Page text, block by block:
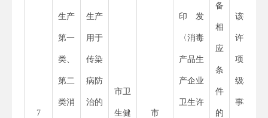
7
生产
第一
类、
第二
类消
生产
用于
传染
病防
治的
市卫
生健 市
印发
〈消毒
产品生
产企业
卫生许
备
相
应
条
件
的
该行政
许可事
项为省
级权限
事项，